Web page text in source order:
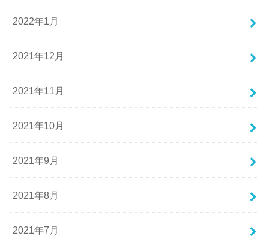
2022年1月
2021年12月
2021年11月
2021年10月
2021年9月
2021年8月
2021年7月